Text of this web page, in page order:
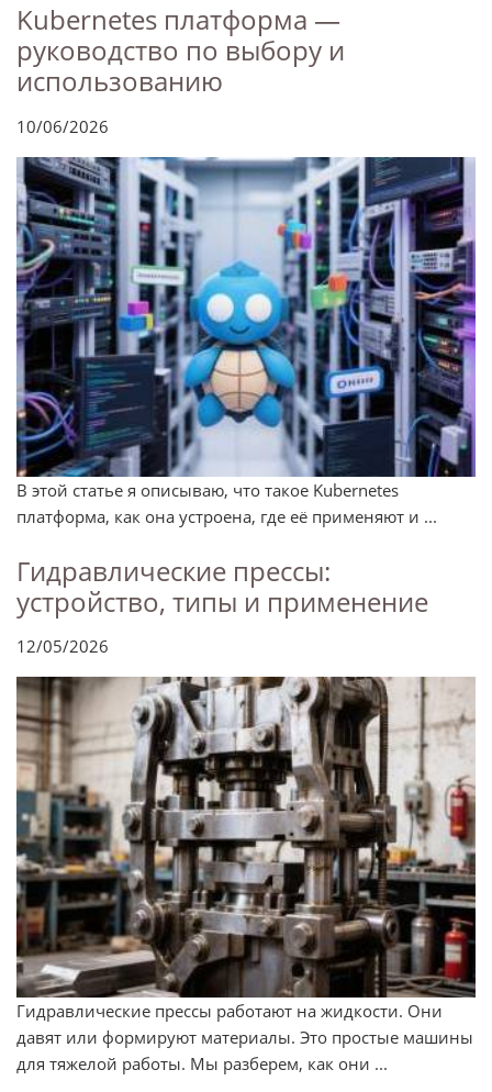
Kubernetes платформа —
руководство по выбору и
использованию
10/06/2026
В этой статье я описываю, что такое Kubernetes
платформа, как она устроена, где её применяют и ...
Гидравлические прессы:
устройство, типы и применение
12/05/2026
Гидравлические прессы работают на жидкости. Они
давят или формируют материалы. Это простые машины
для тяжелой работы. Мы разберем, как они ...